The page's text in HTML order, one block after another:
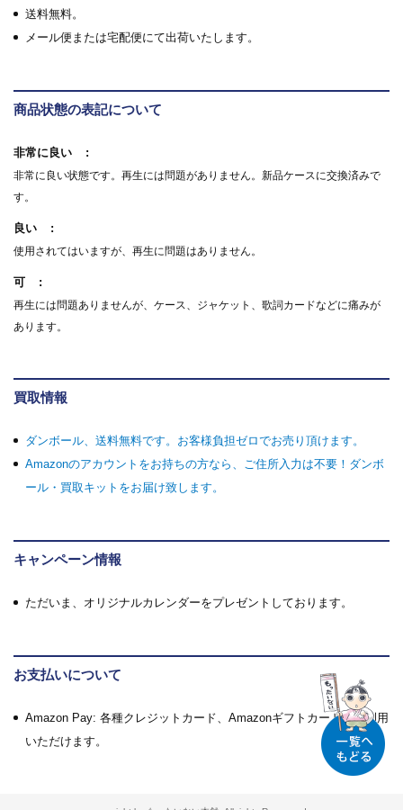
送料無料。
メール便または宅配便にて出荷いたします。
商品状態の表記について
非常に良い
非常に良い状態です。再生には問題がありません。新品ケースに交換済みで
す。
良い
使用されてはいますが、再生に問題はありません。
可
再生には問題ありませんが、ケース、ジャケット、歌詞カードなどに痛みが
あります。
買取情報
ダンボール、送料無料です。お客様負担ゼロでお売り頂けます。
Amazonのアカウントをお持ちの方なら、ご住所入力は不要！ダンボ
ール・買取キットをお届け致します。
キャンペーン情報
ただいま、オリジナルカレンダーをプレゼントしております。
お支払いについて
Amazon Pay: 各種クレジットカード、Amazonギフトカードがご利用
いただけます。